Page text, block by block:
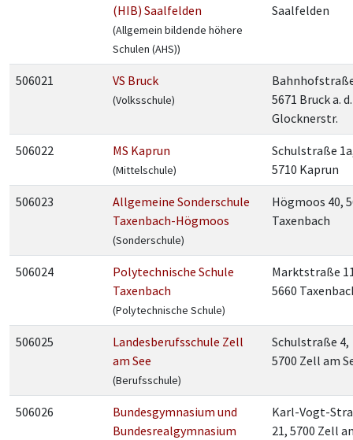
(HIB) Saalfelden
(Allgemein bildende höhere
Schulen (AHS))
Saalfelden
506021 VS Bruck
(Volksschule)
5671 Bruck a. d.
Glocknerstr.
506022 MS Kaprun
(Mittelschule)
Schulstraße
5710 Kaprun
506023
Allgemeine Sonderschule
Taxenbach-Högmoos
(Sonderschule)
Högmoos 40,
Taxenbach
506024
Polytechnische Schule
Taxenbach
(Polytechnische Schule)
Marktstraße
5660
506025
Landesberufsschule Zell
am See
(Berufsschule)
Schulstraße 4,
5700 Zell am
506026
Bundesgymnasium und
Bundesrealgymnasium
Karl-Vogt-
21, 5700 Zell